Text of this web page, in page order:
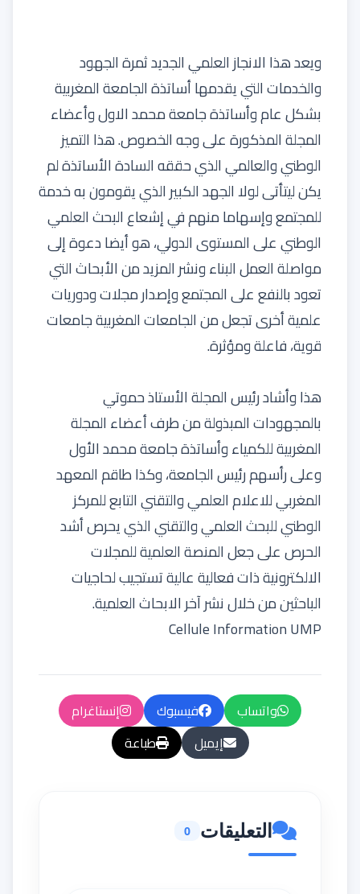
ويعد هذا الانجاز العلمي الجديد ثمرة الجهود
والخدمات التي يقدمها أساتذة الجامعة المغربية
بشكل عام وأساتذة جامعة محمد الاول وأعضاء
المجلة المذكورة على وجه الخصوص. هذا التميز
الوطني والعالمي الذي حققه السادة الأساتذة لم
يكن ليتأتى لولا الجهد الكبير الذي يقومون به خدمة
للمجتمع وإسهاما منهم في إشعاع البحث العلمي
الوطني على المستوى الدولي، هو أيضا دعوة إلى
مواصلة العمل البناء ونشر المزيد من الأبحاث التي
تعود بالنفع على المجتمع وإصدار مجلات ودوريات
علمية أخرى تجعل من الجامعات المغربية جامعات
قوية، فاعلة ومؤثرة.
هذا وأشاد رئيس المجلة الأستاذ حموتي
بالمجهودات المبذولة من طرف أعضاء المجلة
المغربية للكمياء وأساتذة جامعة محمد الأول
وعلى رأسهم رئيس الجامعة، وكذا طاقم المعهد
المغربي للاعلام العلمي والتقني التابع للمركز
الوطني للبحث العلمي والتقني الذي يحرص أشد
الحرص على جعل المنصة العلمية للمجلات
الالكترونية ذات فعالية عالية تستجيب لحاجيات
الباحثين من خلال نشر آخر الابحاث العلمية.
Cellule Information UMP
واتساب فيسبوك
إنستاغرام
إيميل
طباعة
التعليقات 0